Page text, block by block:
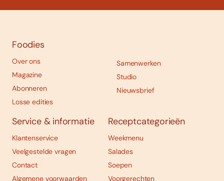
Foodies
Over ons
Magazine
Abonneren
Losse edities
Samenwerken
Studio
Nieuwsbrief
Service & informatie
Klantenservice
Veelgestelde vragen
Contact
Algemene voorwaarden
Receptcategorieën
Weekmenu
Salades
Soepen
Voorgerechten